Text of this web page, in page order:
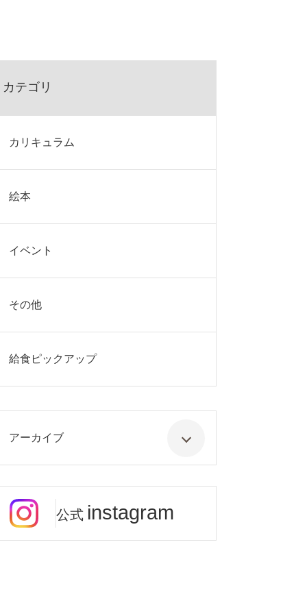
カテゴリ
カリキュラム
絵本
イベント
その他
給食ピックアップ
アーカイブ
公式 instagram